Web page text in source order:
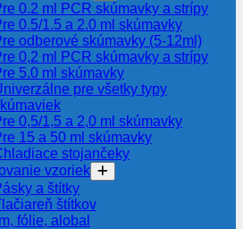
0.2 ml PCR skúmavky a strípy
0.5/1.5 a 2.0 ml skúmavky
odberové skúmavky (5-12ml)
0,2 ml PCR skúmavky a strípy
5.0 ml skúmavky
pre všetky typy
0,5/1,5 a 2,0 ml skúmavky
15 a 50 ml skúmavky
stojančeky
vzoriek
a štítky
štítkov
fólie, alobal